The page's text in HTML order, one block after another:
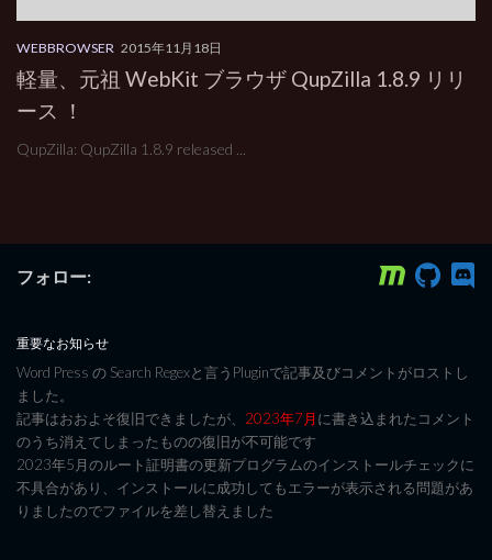
WEBBROWSER 2015年11月18日
軽量、元祖 WebKit ブラウザ QupZilla 1.8.9 リリ
ース ！
QupZilla: QupZilla 1.8.9 released ...
フォロー:
重要なお知らせ
Word Press の Search Regexと言うPluginで記事及びコメントがロストし
ました。
記事はおおよそ復旧できましたが、 2023年7月に書き込まれたコメント
のうち消えてしまったものの復旧が不可能です
2023年5月のルート証明書の更新プログラムのインストールチェックに
不具合があり、インストールに成功してもエラーが表示される問題があ
りましたのでファイルを差し替えました